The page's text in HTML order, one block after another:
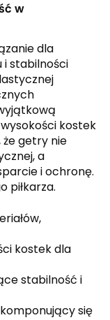
w
dla
stabilności
kostek
getry nie
a
i ochronę.
piłkarza.
kostek dla
stabilność i
się